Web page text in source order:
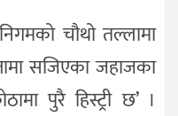
चौथो तल्लामा
सजिएका जहाजका
पुरै हिस्ट्री छ’ ।